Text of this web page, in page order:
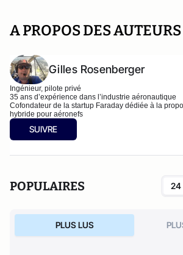
A PROPOS DES AUTEURS
Gilles Rosenberger
Ingénieur, pilote privé
35 ans d’expérience dans l’industrie aéronautique
Cofondateur de la startup Faraday dédiée à la
hybride pour aéronefs
SUIVRE
POPULAIRES 24
PLUS LUS